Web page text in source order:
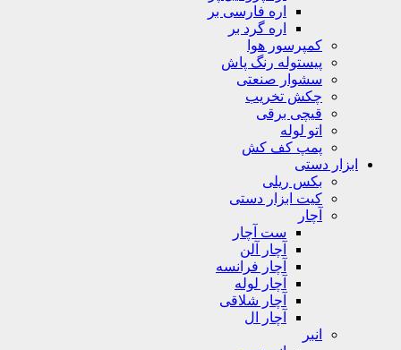
اره فارسی بر
اره گرد بر
کمپرسور هوا
پیستوله رنگ پاش
سشوار صنعتی
چکش تخریب
قیچی برقی
اتو لوله
پمپ کف کش
ابزار دستی
بکس ریلی
کیت ابزار دستی
آچار
ست آچار
آچار آلن
آچار فرانسه
آچار لوله
آچار شلاقی
آچار ال
انبر